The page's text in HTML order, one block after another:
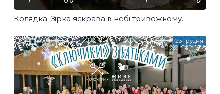
Колядка. Зірка яскрава в небі тривожному.
23 грудня